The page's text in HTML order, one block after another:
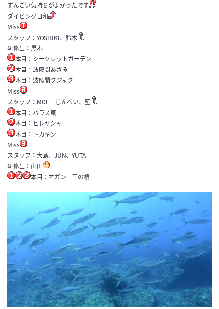
すんごい気持ちがよかったです
ダイビング日和
Miss
スタッフ：YOSHIKI、鈴木
研修生：黒木
本目：シークレットガーデン
本目：波照間あざみ
本目：波照間クジャク
Miss
スタッフ：MOE じんぺい、藍
本目：バラス東
本目：ヒレヤシャ
本目：トカキン
Miss
スタッフ：大島、JUN、YUTA
研修生：山田
本目：オガン 三の根